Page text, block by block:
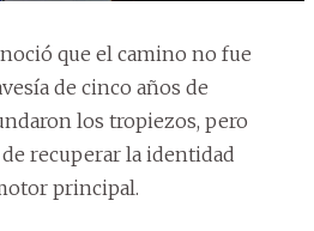
que el camino no fue
de cinco años de
los tropiezos, pero
recuperar la identidad
principal.